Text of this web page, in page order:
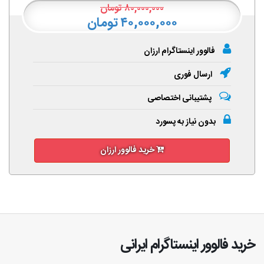
۸۰,۰۰۰,۰۰۰تومان
۴۰,۰۰۰,۰۰۰ تومان
فالوور اینستاگرام ارزان
ارسال فوری
پشتیبانی اختصاصی
بدون نیاز به پسورد
خرید فالوور ارزان
خرید فالوور اینستاگرام ایرانی